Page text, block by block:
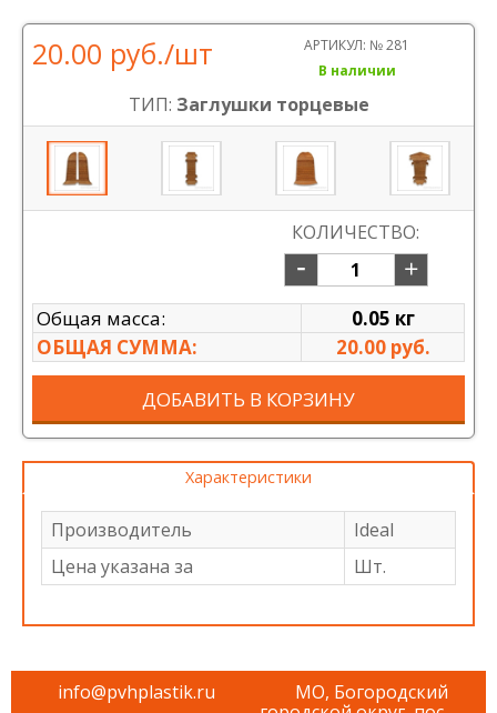
20.00 руб./шт АРТИКУЛ: № 281
В наличии
ТИП: Заглушки торцевые
КОЛИЧЕСТВО:
Общая масса:
0.05 кг
ОБЩАЯ СУММА:
20.00 руб.
ДОБАВИТЬ В КОРЗИНУ
Характеристики
Производитель
Ideal
Цена указана за
Шт.
info@pvhplastik.ru
МО, Богородский